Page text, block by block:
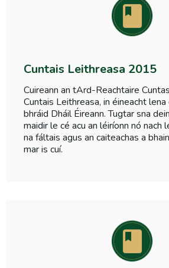
Cuntais Leithreasa 2015
Cuireann an tArd-Reachtaire
Cuntais Leithreasa, in éineacht
bhráid Dháil Éireann. Tugtar sna
maidir le cé acu an léiríonn nó nach
na fáltais agus an caiteachas a
mar is cuí.